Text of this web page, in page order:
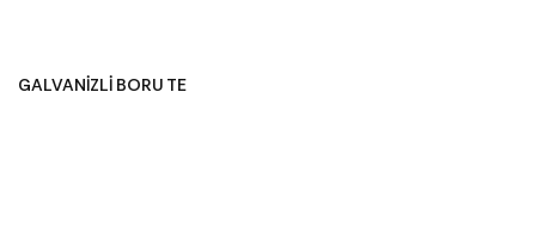
GALVANİZLİ BORU TE